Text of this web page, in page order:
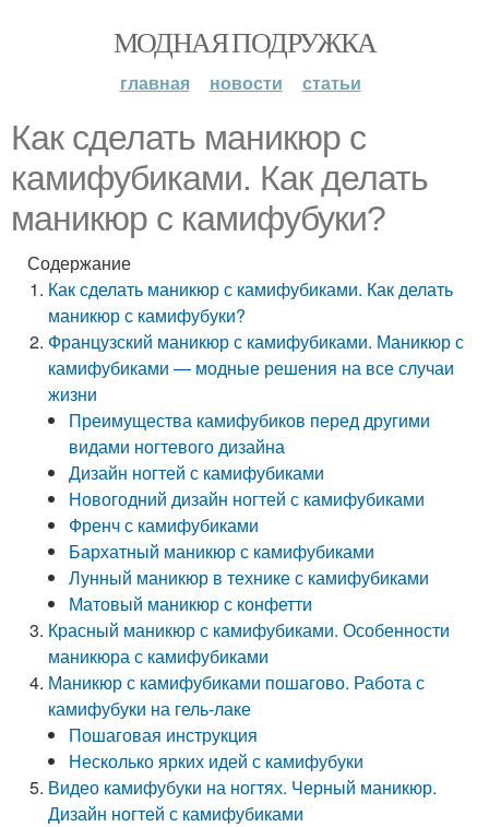
МОДНАЯ ПОДРУЖКА
главная новости статьи
Как сделать маникюр с
камифубиками. Как делать
маникюр с камифубуки?
Содержание
Как сделать маникюр с камифубиками. Как делать
маникюр с камифубуки?
Французский маникюр с камифубиками. Маникюр с
камифубиками — модные решения на все случаи
жизни
Преимущества камифубиков перед другими
видами ногтевого дизайна
Дизайн ногтей с камифубиками
Новогодний дизайн ногтей с камифубиками
Френч с камифубиками
Бархатный маникюр с камифубиками
Лунный маникюр в технике с камифубиками
Матовый маникюр с конфетти
Красный маникюр с камифубиками. Особенности
маникюра с камифубиками
Маникюр с камифубиками пошагово. Работа с
камифубуки на гель-лаке
Пошаговая инструкция
Несколько ярких идей с камифубуки
Видео камифубуки на ногтях. Черный маникюр.
Дизайн ногтей с камифубиками